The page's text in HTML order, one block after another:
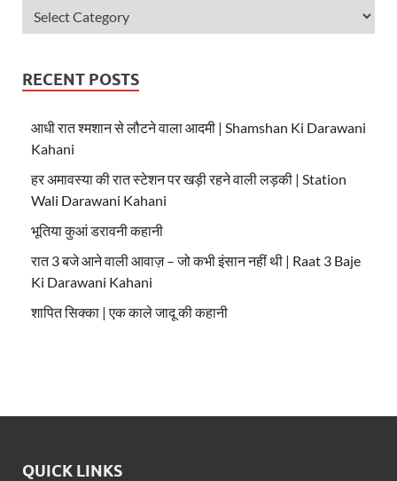
RECENT POSTS
आधी रात श्मशान से लौटने वाला आदमी | Shamshan Ki Darawani
Kahani
हर अमावस्या की रात स्टेशन पर खड़ी रहने वाली लड़की | Station
Wali Darawani Kahani
भूतिया कुआं डरावनी कहानी
रात 3 बजे आने वाली आवाज़ – जो कभी इंसान नहीं थी | Raat 3 Baje
Ki Darawani Kahani
शापित सिक्का | एक काले जादू की कहानी
QUICK LINKS